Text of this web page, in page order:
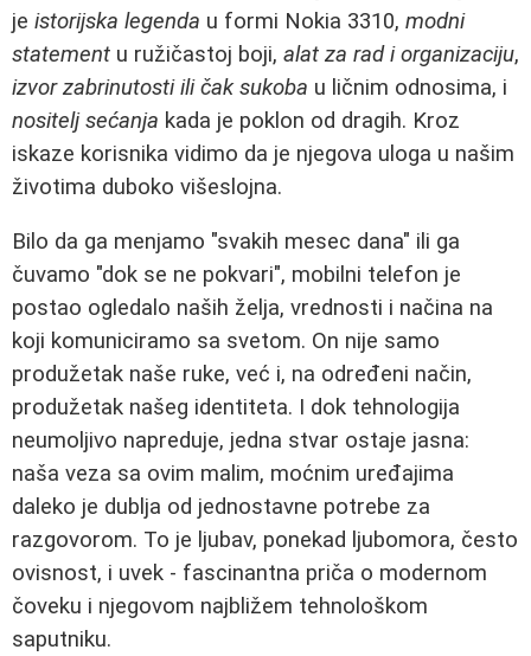
je istorijska legenda u formi Nokia 3310, modni
statement u ružičastoj boji, alat za rad i organizaciju,
izvor zabrinutosti ili čak sukoba u ličnim odnosima, i
nositelj sećanja kada je poklon od dragih. Kroz
iskaze korisnika vidimo da je njegova uloga u našim
životima duboko višeslojna.
Bilo da ga menjamo "svakih mesec dana" ili ga
čuvamo "dok se ne pokvari", mobilni telefon je
postao ogledalo naših želja, vrednosti i načina na
koji komuniciramo sa svetom. On nije samo
produžetak naše ruke, već i, na određeni način,
produžetak našeg identiteta. I dok tehnologija
neumoljivo napreduje, jedna stvar ostaje jasna:
naša veza sa ovim malim, moćnim uređajima
daleko je dublja od jednostavne potrebe za
razgovorom. To je ljubav, ponekad ljubomora, često
ovisnost, i uvek - fascinantna priča o modernom
čoveku i njegovom najbližem tehnološkom
saputniku.